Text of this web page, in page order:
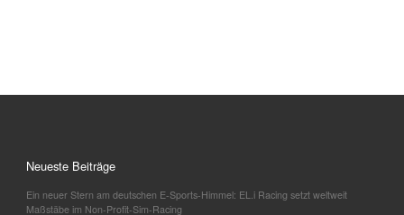
Neueste Beiträge
Ein neuer Stern am deutschen E-Sports-Himmel: EL.i Racing setzt weltweit
Maßstäbe im Non-Profit-Sim-Racing